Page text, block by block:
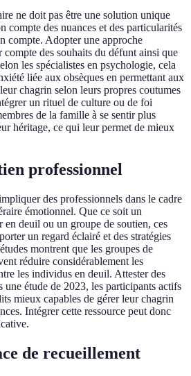
ne doit pas être une solution unique
compte des nuances et des particularités
compte. Adopter une approche
des souhaits du défunt ainsi que
les spécialistes en psychologie, cela
liée aux obsèques en permettant aux
chagrin selon leurs propres coutumes
un rituel de culture ou de foi
de la famille à se sentir plus
héritage, ce qui leur permet de mieux
professionnel
des professionnels dans le cadre
émotionnel. Que ce soit un
deuil ou un groupe de soutien, ces
un regard éclairé et des stratégies
montrent que les groupes de
réduire considérablement les
les individus en deuil. Attester des
une étude de 2023, les participants actifs
mieux capables de gérer leur chagrin
Intégrer cette ressource peut donc
de recueillement